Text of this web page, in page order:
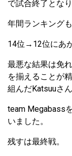
で試合終了となり
年間ランキングも
14位→12位にあ
最悪な結果は免
を揃えることが
組んだKatsuuさ
team Megabass
いました。
残すは最終戦。